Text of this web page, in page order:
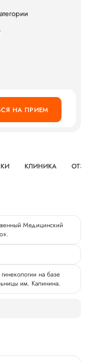
НА ПРИЕМ
КЛИНИКА
Медицинский
на базе
им. Калинина.